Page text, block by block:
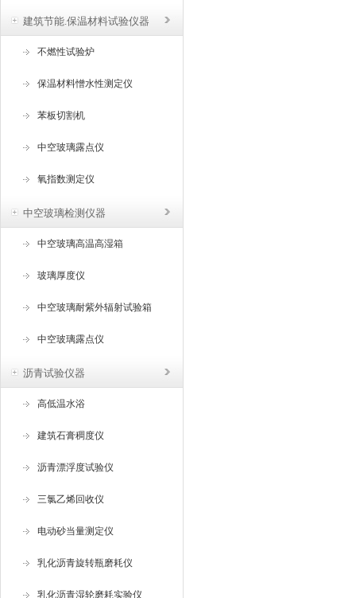
建筑节能.保温材料试验仪器
不燃性试验炉
保温材料憎水性测定仪
苯板切割机
中空玻璃露点仪
氧指数测定仪
中空玻璃检测仪器
中空玻璃高温高湿箱
玻璃厚度仪
中空玻璃耐紫外辐射试验箱
中空玻璃露点仪
沥青试验仪器
高低温水浴
建筑石膏稠度仪
沥青漂浮度试验仪
三氯乙烯回收仪
电动砂当量测定仪
乳化沥青旋转瓶磨耗仪
乳化沥青湿轮磨耗实验仪